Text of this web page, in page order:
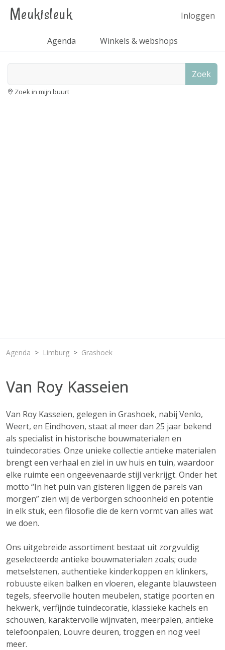
Meukisleuk Inloggen
Agenda Winkels & webshops
Zoek
Zoek in mijn buurt
Agenda Limburg Grashoek
Van Roy Kasseien
Van Roy Kasseien, gelegen in Grashoek, nabij Venlo,
Weert, en Eindhoven, staat al meer dan 25 jaar bekend
als specialist in historische bouwmaterialen en
tuindecoraties. Onze unieke collectie antieke materialen
brengt een verhaal en ziel in uw huis en tuin, waardoor
elke ruimte een ongeëvenaarde stijl verkrijgt. Onder het
motto “In het puin van gisteren liggen de parels van
morgen” zien wij de verborgen schoonheid en potentie
in elk stuk, een filosofie die de kern vormt van alles wat
we doen.
Ons uitgebreide assortiment bestaat uit zorgvuldig
geselecteerde antieke bouwmaterialen zoals; oude
metselstenen, authentieke kinderkoppen en klinkers,
robuuste eiken balken en vloeren, elegante blauwsteen
tegels, sfeervolle houten meubelen, statige poorten en
hekwerk, verfijnde tuindecoratie, klassieke kachels en
schouwen, karaktervolle wijnvaten, meerpalen, antieke
telefoonpalen, Louvre deuren, troggen en nog veel
meer.